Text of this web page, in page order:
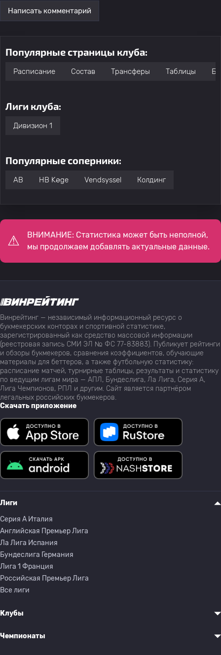
Написать комментарий
Популярные страницы клуба:
Расписание Состав Трансферы Таблицы
Лиги клуба:
Дивизион 1
Популярные соперники:
AB HB Køge Vendsyssel Колдинг
ВНИМАНИЕ: Статистика может быть неполной,
мы продолжаем добавлять актуальные данные.
Винрейтинг — независимый информационный ресурс о
букмекерских конторах и спортивной статистике,
зарегистрированный как средство массовой информации
(реестровая запись СМИ ЭЛ № ФС 77-83883). Публикует рейтинги
и обзоры букмекеров, сравнения коэффициентов, обучающие
материалы для беттеров, а также футбольную статистику:
расписание матчей, турнирные таблицы, результаты и статистику
по ведущим лигам мира — АПЛ, Бундеслига, Ла Лига, Серия А,
Лига Чемпионов, РПЛ и другим. Сайт является партнёром
легальных российских букмекеров.
Скачать приложение
Лиги
Серия A Италия
Английская Премьер Лига
Ла Лига Испания
Бундеслига Германия
Лига 1 Франция
Российская Премьер Лига
Все лиги
Клубы
Чемпионаты